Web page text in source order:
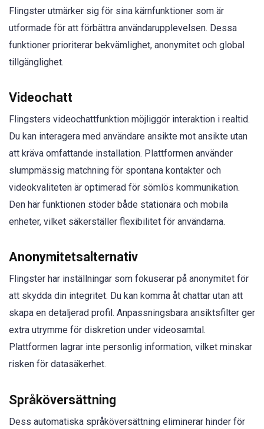
Flingster utmärker sig för sina kärnfunktioner som är
utformade för att förbättra användarupplevelsen. Dessa
funktioner prioriterar bekvämlighet, anonymitet och global
tillgänglighet.
Videochatt
Flingsters videochattfunktion möjliggör interaktion i realtid.
Du kan interagera med användare ansikte mot ansikte utan
att kräva omfattande installation. Plattformen använder
slumpmässig matchning för spontana kontakter och
videokvaliteten är optimerad för sömlös kommunikation.
Den här funktionen stöder både stationära och mobila
enheter, vilket säkerställer flexibilitet för användarna.
Anonymitetsalternativ
Flingster har inställningar som fokuserar på anonymitet för
att skydda din integritet. Du kan komma åt chattar utan att
skapa en detaljerad profil. Anpassningsbara ansiktsfilter ger
extra utrymme för diskretion under videosamtal.
Plattformen lagrar inte personlig information, vilket minskar
risken för datasäkerhet.
Språköversättning
Dess automatiska språköversättning eliminerar hinder för